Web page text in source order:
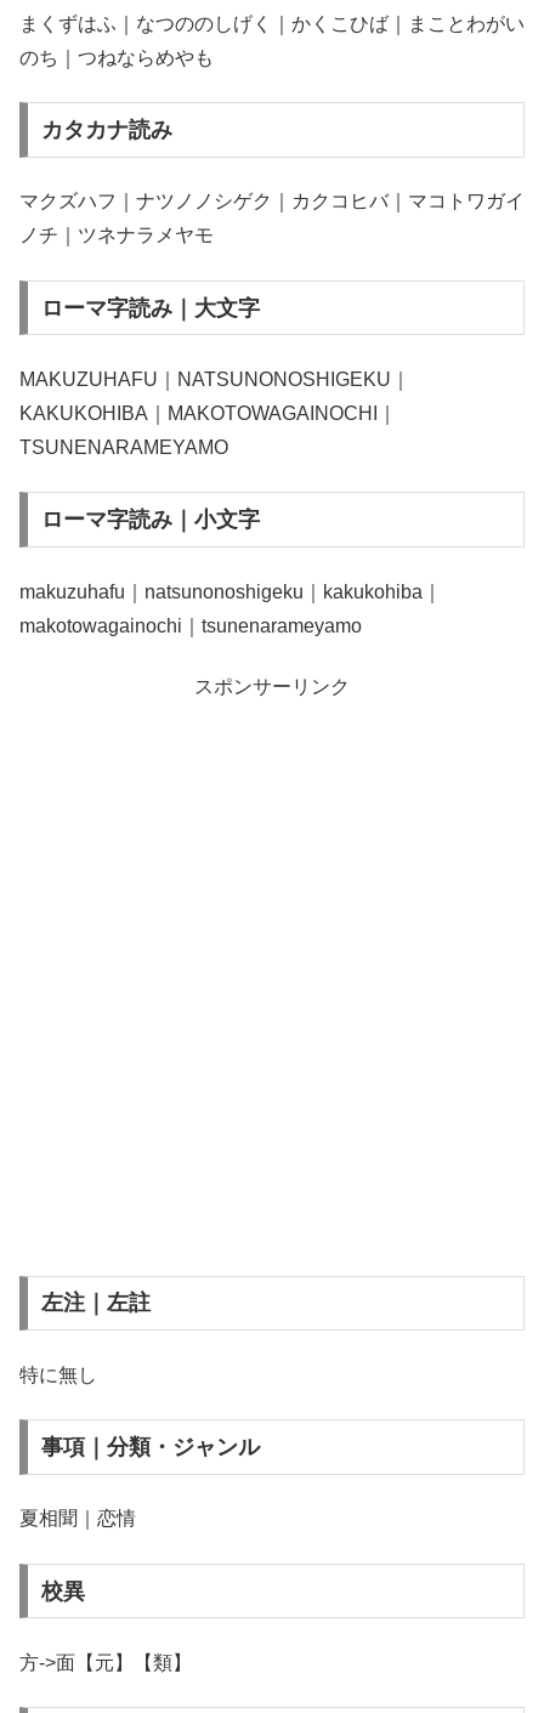
まくずはふ｜なつののしげく｜かくこひば｜まことわがい
のち｜つねならめやも
カタカナ読み
マクズハフ｜ナツノノシゲク｜カクコヒバ｜マコトワガイ
ノチ｜ツネナラメヤモ
ローマ字読み｜大文字
MAKUZUHAFU｜NATSUNONOSHIGEKU｜
KAKUKOHIBA｜MAKOTOWAGAINOCHI｜
TSUNENARAMEYAMO
ローマ字読み｜小文字
makuzuhafu｜natsunonoshigeku｜kakukohiba｜
makotowagainochi｜tsunenarameyamo
スポンサーリンク
左注｜左註
特に無し
事項｜分類・ジャンル
夏相聞｜恋情
校異
方->面【元】【類】